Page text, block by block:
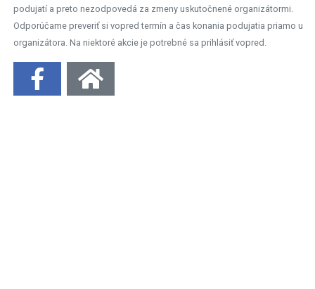
podujatí a preto nezodpovedá za zmeny uskutočnené organizátormi.
Odporúčame preveriť si vopred termín a čas konania podujatia priamo u
organizátora. Na niektoré akcie je potrebné sa prihlásiť vopred.